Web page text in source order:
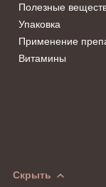
Полезные
Упаковка
Применение
Витамины
Скрыть